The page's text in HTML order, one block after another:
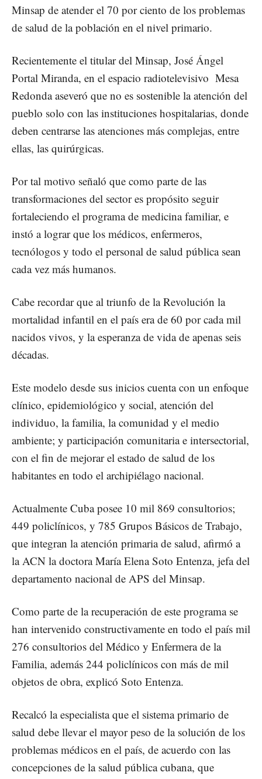
Minsap de atender el 70 por ciento de los problemas
de salud de la población en el nivel primario.
Recientemente el titular del Minsap, José Ángel
Portal Miranda, en el espacio radiotelevisivo Mesa
Redonda aseveró que no es sostenible la atención del
pueblo solo con las instituciones hospitalarias, donde
deben centrarse las atenciones más complejas, entre
ellas, las quirúrgicas.
Por tal motivo señaló que como parte de las
transformaciones del sector es propósito seguir
fortaleciendo el programa de medicina familiar, e
instó a lograr que los médicos, enfermeros,
tecnólogos y todo el personal de salud pública sean
cada vez más humanos.
Cabe recordar que al triunfo de la Revolución la
mortalidad infantil en el país era de 60 por cada mil
nacidos vivos, y la esperanza de vida de apenas seis
décadas.
Este modelo desde sus inicios cuenta con un enfoque
clínico, epidemiológico y social, atención del
individuo, la familia, la comunidad y el medio
ambiente; y participación comunitaria e intersectorial,
con el fin de mejorar el estado de salud de los
habitantes en todo el archipiélago nacional.
Actualmente Cuba posee 10 mil 869 consultorios;
449 policlínicos, y 785 Grupos Básicos de Trabajo,
que integran la atención primaria de salud, afirmó a
la ACN la doctora María Elena Soto Entenza, jefa del
departamento nacional de APS del Minsap.
Como parte de la recuperación de este programa se
han intervenido constructivamente en todo el país mil
276 consultorios del Médico y Enfermera de la
Familia, además 244 policlínicos con más de mil
objetos de obra, explicó Soto Entenza.
Recalcó la especialista que el sistema primario de
salud debe llevar el mayor peso de la solución de los
problemas médicos en el país, de acuerdo con las
concepciones de la salud pública cubana, que